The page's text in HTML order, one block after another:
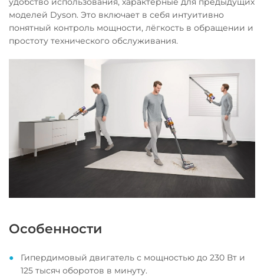
моделей Dyson. Это включает в себя интуитивно
понятный контроль мощности, лёгкость в обращении и
простоту технического обслуживания.
Особенности
Гипердимовый двигатель с мощностью до 230 Вт и
125 тысяч оборотов в минуту.